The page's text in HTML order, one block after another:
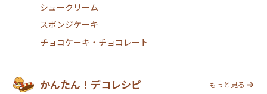
シュークリーム
スポンジケーキ
チョコケーキ・チョコレート
かんたん！デコレシピ もっと見る